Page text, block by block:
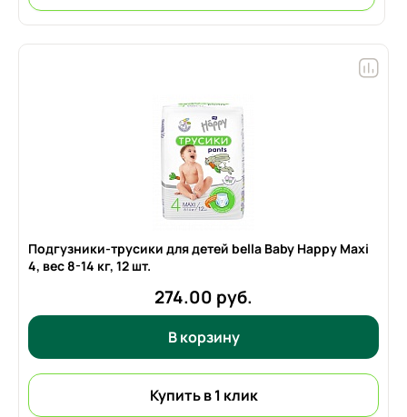
Подгузники-трусики для детей bella Baby Happy Maxi
4, вес8-14 кг, 12 шт.
274.00 руб.
В корзину
Купить в 1 клик